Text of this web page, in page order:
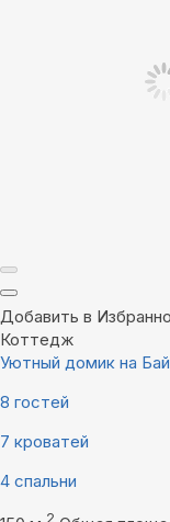
Добавить в
Коттедж
Уютный домик на
8 гостей
7 кроватей
4 спальни
2